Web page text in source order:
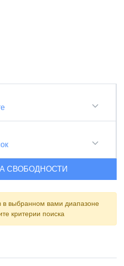
СВОБОДНОСТИ
в выбранном вами диапазоне
критерии поиска